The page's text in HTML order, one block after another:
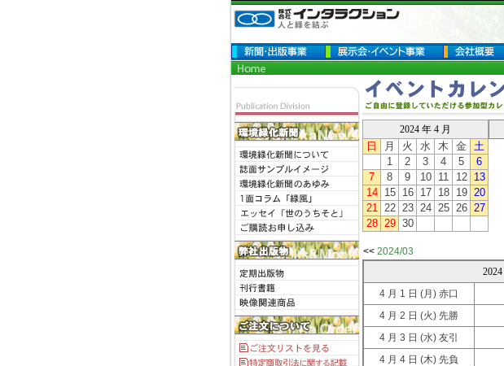
2024 年 4 月
日 月 火 水 木 金
土
1
2 3 4 5
6
7
8 9 10 11 12
13
14
15 16 17 18 19 20
21 22 23 24 25 26 27
28 29 30
<< 2024/03
4 月 1 日 (月) 赤口
4 月 2 日 (火) 先勝
4 月 3 日 (水) 友引
4 月 4 日 (木) 先負